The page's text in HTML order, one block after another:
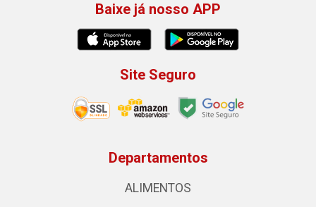
Baixe já nosso APP
Site Seguro
Departamentos
ALIMENTOS